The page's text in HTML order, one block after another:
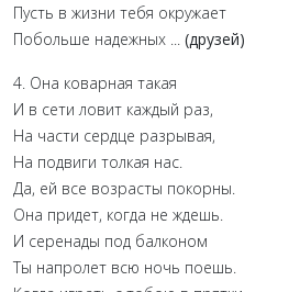
Пусть в жизни тебя окружает
Побольше надежных ... (друзей)
4. Она коварная такая
И в сети ловит каждый раз,
На части сердце разрывая,
На подвиги толкая нас.
Да, ей все возрасты покорны.
Она придет, когда не ждешь.
И серенады под балконом
Ты напролет всю ночь поешь.